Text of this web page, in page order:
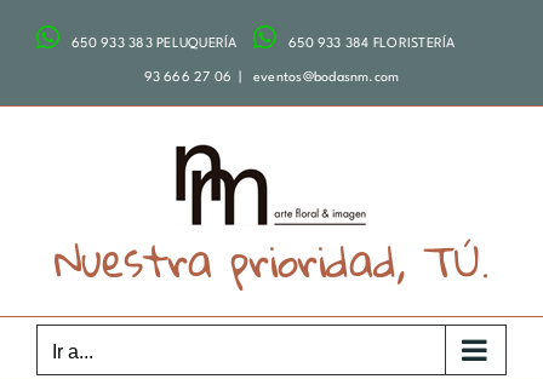
650 933 383 PELUQUERÍA 650 933 384 FLORISTERÍA
93 666 27 06 eventos@bodasnm.com
Nuestra prioridad, TÚ.
Ir a...